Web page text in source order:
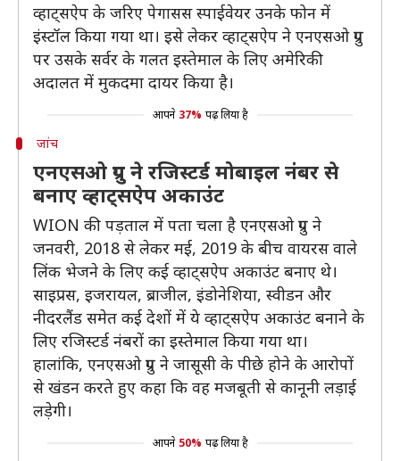
व्हाट्सऐप के जरिए पेगासस स्पाईवेयर उनके फोन में
इंस्टॉल किया गया था। इसे लेकर व्हाट्सऐप ने एनएसओ ग्रुप
पर उसके सर्वर के गलत इस्तेमाल के लिए अमेरिकी
अदालत में मुकदमा दायर किया है।
आपने 37% पढ़ लिया है
जांच
एनएसओ ग्रुप ने रजिस्टर्ड मोबाइल नंबर से
बनाए व्हाट्सऐप अकाउंट
WION की पड़ताल में पता चला है एनएसओ ग्रुप ने
जनवरी, 2018 से लेकर मई, 2019 के बीच वायरस वाले
लिंक भेजने के लिए कई व्हाट्सऐप अकाउंट बनाए थे।
साइप्रस, इजरायल, ब्राजील, इंडोनेशिया, स्वीडन और
नीदरलैंड समेत कई देशों में ये व्हाट्सऐप अकाउंट बनाने के
लिए रजिस्टर्ड नंबरों का इस्तेमाल किया गया था।
हालांकि, एनएसओ ग्रुप ने जासूसी के पीछे होने के आरोपों
से खंडन करते हुए कहा कि वह मजबूती से कानूनी लड़ाई
लड़ेगी।
आपने 50% पढ़ लिया है